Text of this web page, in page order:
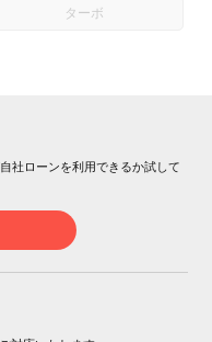
ターボ
社ローンを利用できるか試して